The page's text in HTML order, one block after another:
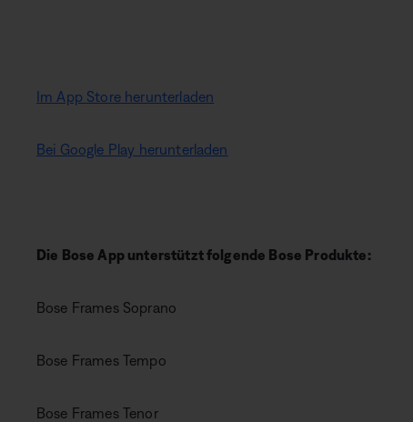
Im App Store herunterladen
Bei Google Play herunterladen
Die Bose App unterstützt folgende Bose Produkte:
Bose Frames Soprano
Bose Frames Tempo
Bose Frames Tenor